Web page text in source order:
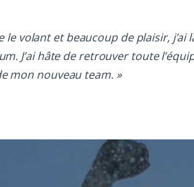
volant et beaucoup de plaisir, j’ai
J’ai hâte de retrouver toute
mon nouveau team. »